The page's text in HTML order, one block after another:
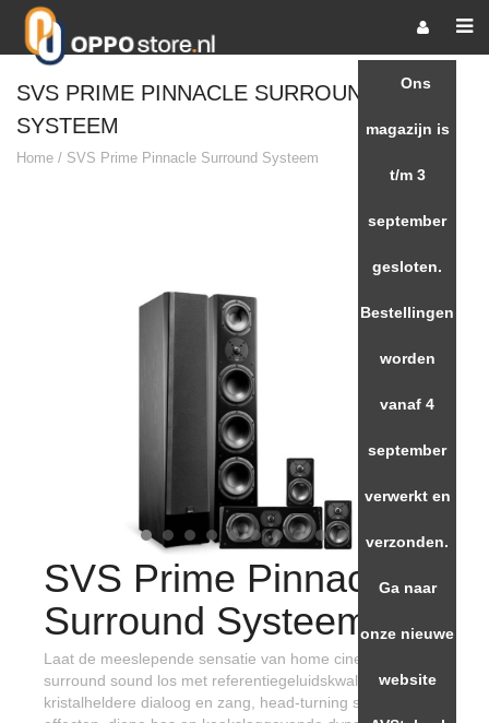
SVS PRIME PINNACLE SURROUND
SYSTEEM
Home / SVS Prime Pinnacle Surround Systeem
SVS Prime Pinnacle
Surround Systeem
Laat de meeslepende sensatie van home cinema
surround sound los met referentiegeluidskwaliteit,
kristalheldere dialoog en zang, head-turning surround
Ons
magazijn is
t/m 3
september
gesloten.
Bestellingen
worden
vanaf 4
september
verwerkt en
verzonden.
Ga naar
onze nieuwe
website